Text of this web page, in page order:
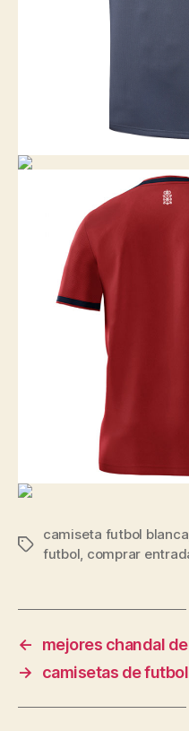
Etiquetas
camiseta futbol blanca
futbol, comprar
←
mejores chandal
→
camisetas de